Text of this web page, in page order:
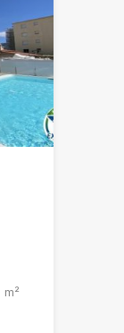
m²